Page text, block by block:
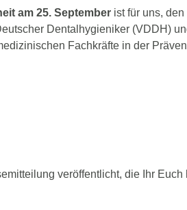
am 25. September ist für uns,
Dentalhygieniker (VDDH)
Fachkräfte in der
veröffentlicht, die Ihr